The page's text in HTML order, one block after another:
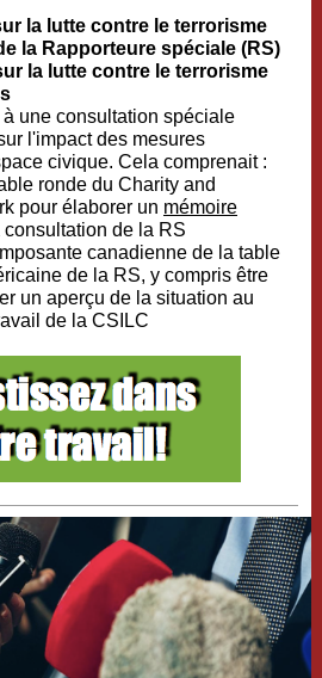
la lutte contre le terrorisme
la Rapporteure spéciale (RS)
la lutte contre le terrorisme
une consultation spéciale
l'impact des mesures
civique. Cela comprenait :
ronde du Charity and
pour élaborer un mémoire
de la RS
canadienne de la table
de la RS, y compris être
un aperçu de la situation au
de la CSILC